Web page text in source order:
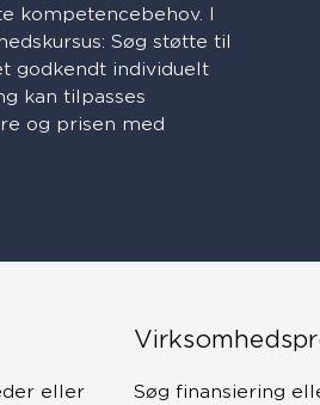
kompetencebehov. I
Søg støtte til
godkendt individuelt
kan tilpasses
og prisen med
eller
Søg finansiering